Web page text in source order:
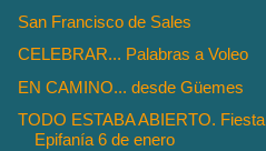
San Francisco de Sales
CELEBRAR... Palabras a Voleo
EN CAMINO... desde Güemes
TODO ESTABA ABIERTO. Fiesta
Epifanía 6 de enero